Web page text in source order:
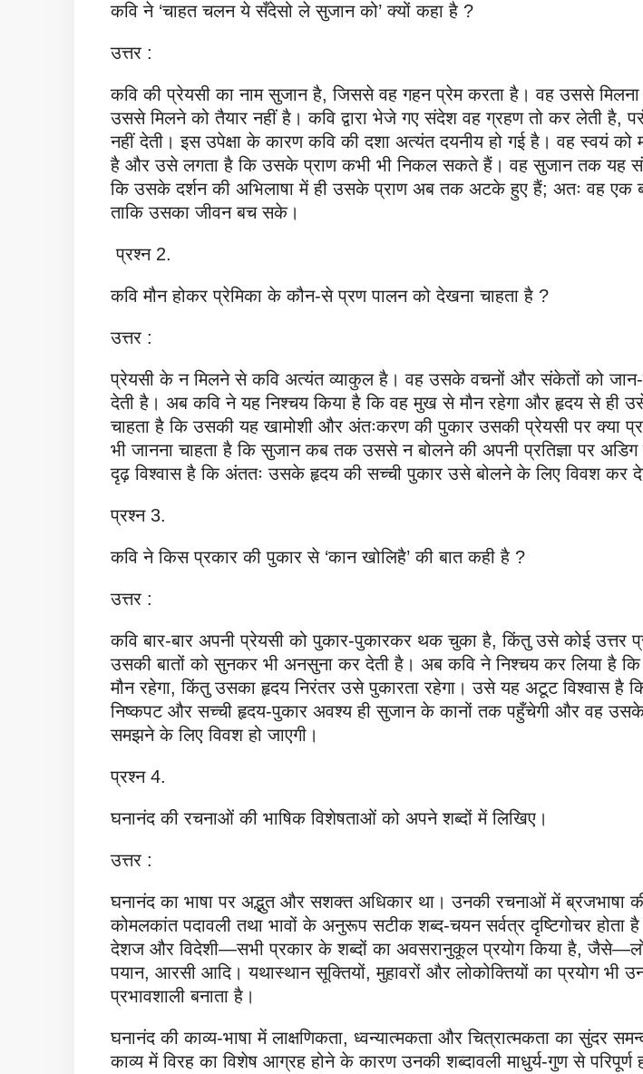
कवि ने ‘चाहत चलन ये सँदेसो ले सुजान को’ क्यों कहा है ?
उत्तर :
कवि की प्रेयसी का नाम सुजान है, जिससे वह गहन प्रेम करता है। वह उससे मिलना
उससे मिलने को तैयार नहीं है। कवि द्वारा भेजे गए संदेश वह ग्रहण तो कर लेती है,
नहीं देती। इस उपेक्षा के कारण कवि की दशा अत्यंत दयनीय हो गई है। वह स्वयं को
है और उसे लगता है कि उसके प्राण कभी भी निकल सकते हैं। वह सुजान तक यह
कि उसके दर्शन की अभिलाषा में ही उसके प्राण अब तक अटके हुए हैं; अतः वह एक
ताकि उसका जीवन बच सके।
प्रश्न 2.
कवि मौन होकर प्रेमिका के कौन-से प्रण पालन को देखना चाहता है ?
उत्तर :
प्रेयसी के न मिलने से कवि अत्यंत व्याकुल है। वह उसके वचनों और संकेतों को
देती है। अब कवि ने यह निश्चय किया है कि वह मुख से मौन रहेगा और हृदय से ही
चाहता है कि उसकी यह खामोशी और अंतःकरण की पुकार उसकी प्रेयसी पर क्या
भी जानना चाहता है कि सुजान कब तक उससे न बोलने की अपनी प्रतिज्ञा पर अडिग
दृढ़ विश्वास है कि अंततः उसके हृदय की सच्ची पुकार उसे बोलने के लिए विवश कर
प्रश्न 3.
कवि ने किस प्रकार की पुकार से ‘कान खोलिहै’ की बात कही है ?
उत्तर :
कवि बार-बार अपनी प्रेयसी को पुकार-पुकारकर थक चुका है, किंतु उसे कोई उत्तर
उसकी बातों को सुनकर भी अनसुना कर देती है। अब कवि ने निश्चय कर लिया है कि
मौन रहेगा, किंतु उसका हृदय निरंतर उसे पुकारता रहेगा। उसे यह अटूट विश्वास है
निष्कपट और सच्ची हृदय-पुकार अवश्य ही सुजान के कानों तक पहुँचेगी और वह
समझने के लिए विवश हो जाएगी।
प्रश्न 4.
घनानंद की रचनाओं की भाषिक विशेषताओं को अपने शब्दों में लिखिए।
उत्तर :
घनानंद का भाषा पर अद्भुत और सशक्त अधिकार था। उनकी रचनाओं में ब्रजभाषा
कोमलकांत पदावली तथा भावों के अनुरूप सटीक शब्द-चयन सर्वत्र दृष्टिगोचर होता
देशज और विदेशी—सभी प्रकार के शब्दों का अवसरानुकूल प्रयोग किया है,
पयान, आरसी आदि। यथास्थान सूक्तियों, मुहावरों और लोकोक्तियों का प्रयोग भी
प्रभावशाली बनाता है।
घनानंद की काव्य-भाषा में लाक्षणिकता, ध्वन्यात्मकता और चित्रात्मकता का सुंदर
काव्य में विरह का विशेष आग्रह होने के कारण उनकी शब्दावली माधुर्य-गुण से परिपूर्ण